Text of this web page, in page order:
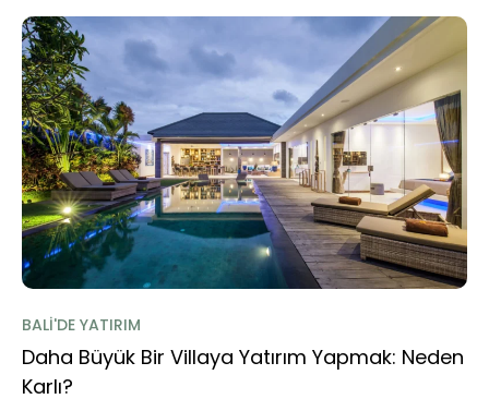
BALI'DE YATIRIM
Daha Büyük Bir Villaya Yatırım Yapmak: Neden
Karlı?